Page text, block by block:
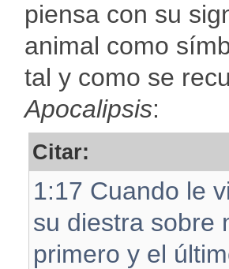
piensa con su
animal como
tal y como se
Apocalipsis:
Citar:
1:17 Cuando le
su diestra sobre
primero y el